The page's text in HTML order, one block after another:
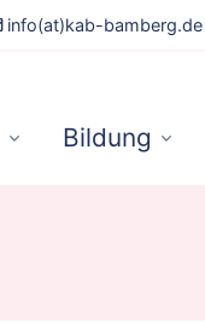
info(at)kab-bamberg.de
Bildung